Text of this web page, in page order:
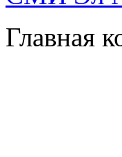
Главная